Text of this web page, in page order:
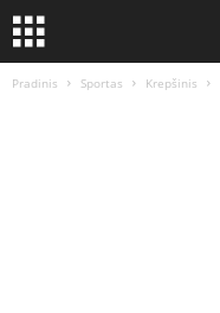
Pradinis Sportas Krepšinis